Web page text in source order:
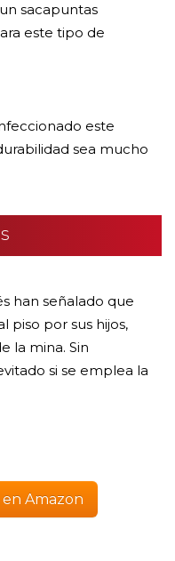
sacapuntas
este tipo de
este
sea mucho
han señalado que
piso por sus hijos,
la mina. Sin
si se emplea la
Amazon